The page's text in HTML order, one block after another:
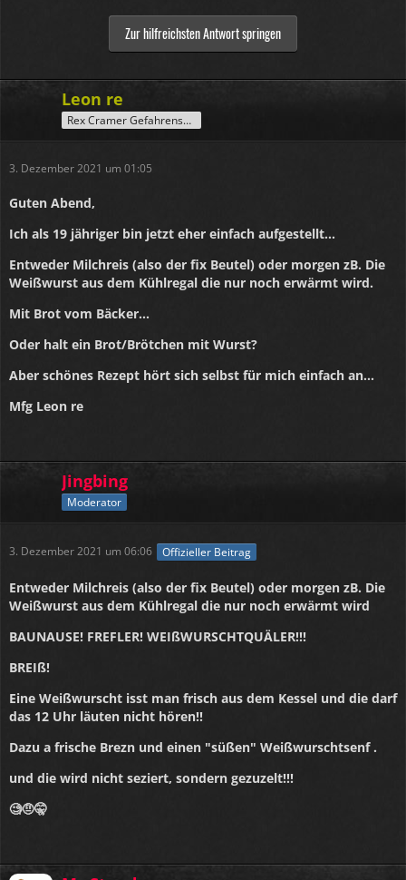
Zur hilfreichsten Antwort springen
Leon re
Rex Cramer Gefahrensucher
3. Dezember 2021 um 01:05
Guten Abend,
Ich als 19 jähriger bin jetzt eher einfach aufgestellt...
Entweder Milchreis (also der fix Beutel) oder morgen zB. Die
Weißwurst aus dem Kühlregal die nur noch erwärmt wird.
Mit Brot vom Bäcker...
Oder halt ein Brot/Brötchen mit Wurst?
Aber schönes Rezept hört sich selbst für mich einfach an...
Mfg Leon re
Jingbing
Moderator
3. Dezember 2021 um 06:06 Offizieller Beitrag
Entweder Milchreis (also der fix Beutel) oder morgen zB. Die
Weißwurst aus dem Kühlregal die nur noch erwärmt wird
BAUNAUSE! FREFLER! WEIßWURSCHTQUÄLER!!!
BREIß!
Eine Weißwurscht isst man frisch aus dem Kessel und die darf
das 12 Uhr läuten nicht hören!!
Dazu a frische Brezn und einen "süßen" Weißwurschtsenf .
und die wird nicht seziert, sondern gezuzelt!!!
🧐🤨🤫